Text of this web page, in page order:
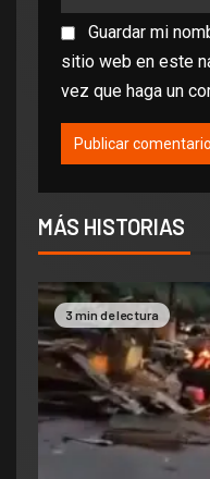
Guardar mi
sitio web en este
vez que haga un
MÁS HISTORIAS
3 min de lectura